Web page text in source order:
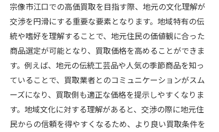
需要予測がもたらす買取価格の安定化
季節ごとの商品調整で買取を最大化
需要変動と買取価格の関係性分析
季節ごとに買取を成功させる具体策
最適な商品準備で福岡県宗像市江口の買取を成
功に導く
買取の成功を可能にする商品選定法
地域特有の商品需要を把握する方法
宗像市江口での高価買取を目指す際、地元の文化理解が
交渉を円滑にする重要な要素となります。地域特有の伝
統や嗜好を理解することで、地元住民の価値観に合った
商品選定が可能となり、買取価格を高めることができま
す。例えば、地元の伝統工芸品や人気の季節商品を知っ
ていることで、買取業者とのコミュニケーションがスム
ーズになり、買取側も適正な価格を提示しやすくなりま
す。地域文化に対する理解があると、交渉の際に地元住
民からの信頼を得やすくなるため、より良い買取条件を